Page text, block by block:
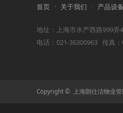
首页 · 关于我们 · 产品设备
地址：上海市水产西路999
电话：021-36300963 传真：
Copyright © 上海朗仕洁物业